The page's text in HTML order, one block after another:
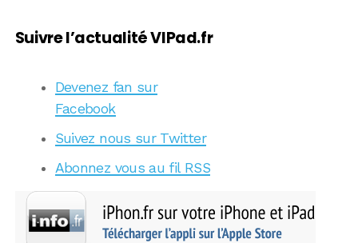
Suivre l’actualité VIPad.fr
Devenez fan sur
Facebook
Suivez nous sur Twitter
Abonnez vous au fil RSS